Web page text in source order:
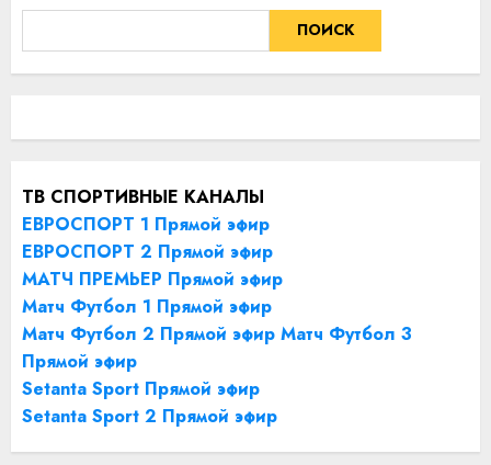
ПОИСК
ТВ СПОРТИВНЫЕ КАНАЛЫ
ЕВРОСПОРТ 1 Прямой эфир
ЕВРОСПОРТ 2 Прямой эфир
МАТЧ ПРЕМЬЕР Прямой эфир
Матч Футбол 1 Прямой эфир
Матч Футбол 2 Прямой эфир Матч Футбол 3
Прямой эфир
Setanta Sport Прямой эфир
Setanta Sport 2 Прямой эфир